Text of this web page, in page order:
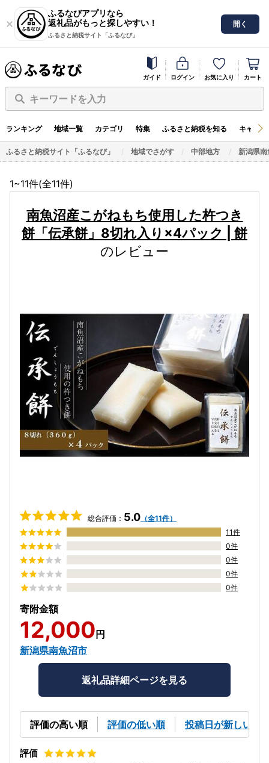
ふるなびアプリなら
返礼品がもっと探しやすい！
ふるさと納税サイト「ふるなび」
開く
ガイド ログイン お気に入り カート
キーワードを入力
ランキング 地域一覧 カテゴリ 特集 ふるさと納税を知る キャン
ふるさと納税サイト「ふるなび」 地域でさがす 中部地方 新潟県南
1~11件(全11件)
南魚沼産こがねもち使用した杵つき
餅「伝承餅」8切れ入り×4パック | 餅
のレビュー
総合評価： 5.0 （全11件）
11件
0件
0件
0件
0件
寄附金額
12,000 円
新潟県南魚沼市
返礼品詳細ページを見る
評価の高い順 評価の低い順 投稿日が新しい順